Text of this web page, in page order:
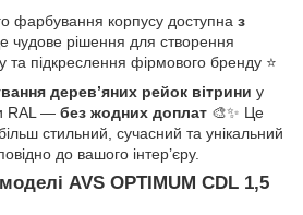
фарбування корпусу доступна з
чудове рішення для створення
та підкреслення фірмового бренду ⭐️
дерев’яних рейок вітрини у
RAL — без жодних доплат 🎨✨ Це
стильний, сучасний та унікальний
до вашого інтер’єру.
AVS OPTIMUM CDL 1,5